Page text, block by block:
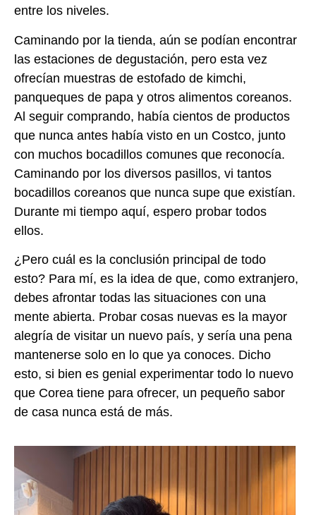
entre los niveles.
Caminando por la tienda, aún se podían encontrar
las estaciones de degustación, pero esta vez
ofrecían muestras de estofado de kimchi,
panqueques de papa y otros alimentos coreanos.
Al seguir comprando, había cientos de productos
que nunca antes había visto en un Costco, junto
con muchos bocadillos comunes que reconocía.
Caminando por los diversos pasillos, vi tantos
bocadillos coreanos que nunca supe que existían.
Durante mi tiempo aquí, espero probar todos
ellos.
¿Pero cuál es la conclusión principal de todo
esto? Para mí, es la idea de que, como extranjero,
debes afrontar todas las situaciones con una
mente abierta. Probar cosas nuevas es la mayor
alegría de visitar un nuevo país, y sería una pena
mantenerse solo en lo que ya conoces. Dicho
esto, si bien es genial experimentar todo lo nuevo
que Corea tiene para ofrecer, un pequeño sabor
de casa nunca está de más.